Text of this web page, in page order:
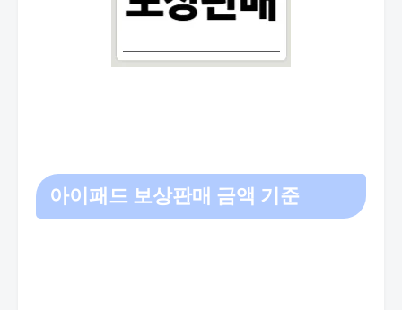
아이패드 보상판매 금액 기준